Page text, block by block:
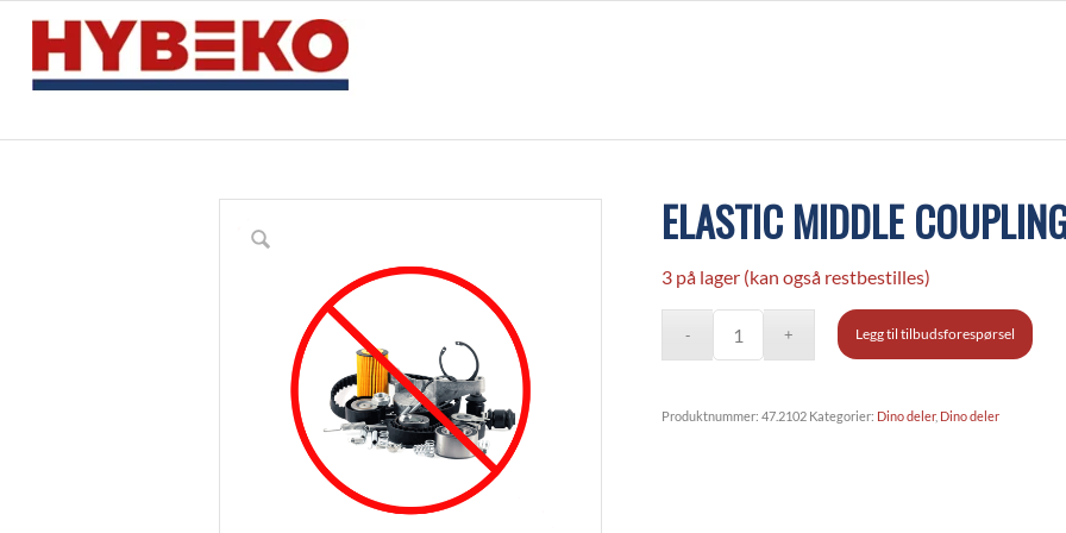
ELASTIC MIDDLE
3 på lager (kan også restbestilles)
Legg til tilbudsforespørsel
Produktnummer:47.2102 Kategorier: Dino deler, Dino deler